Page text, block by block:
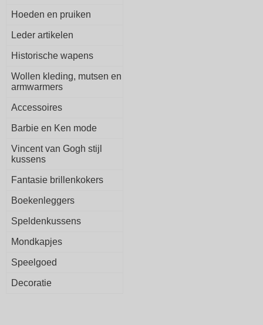
Hoeden en pruiken
Leder artikelen
Historische wapens
Wollen kleding, mutsen en
armwarmers
Accessoires
Barbie en Ken mode
Vincent van Gogh stijl
kussens
Fantasie brillenkokers
Boekenleggers
Speldenkussens
Mondkapjes
Speelgoed
Decoratie